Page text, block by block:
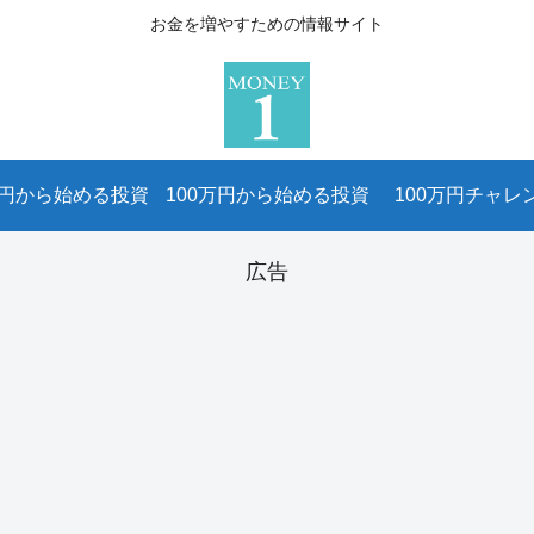
お金を増やすための情報サイト
から始める投資 100万円から始める投資 100万円チャレ
広告